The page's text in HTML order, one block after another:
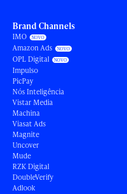
Brand Channels
IMO
Amazon Ads
OPL Digital
Impulso
PicPay
Nós Inteligência
Vistar Media
Machina
Viasat Ads
Magnite
Uncover
Mude
RZK Digital
DoubleVerify
Adlook